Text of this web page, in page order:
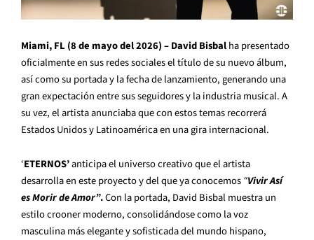
Miami, FL (8 de mayo del 2026) –David Bisbalha presentado
oficialmente en sus redes sociales el título de su nuevo álbum,
así como su portada y la fecha de lanzamiento, generando una
gran expectación entre sus seguidores y la industria musical. A
su vez, el artista anunciaba que con estos temas recorrerá
Estados Unidos y Latinoamérica en una gira internacional.
‘ETERNOS’anticipa el universo creativo que el artista
desarrolla en este proyecto y del que ya conocemos“Vivir Así
es Morir de Amor”.Con la portada, David Bisbal muestra un
estilo crooner moderno, consolidándose como la voz
masculina más elegante y sofisticada del mundo hispano,